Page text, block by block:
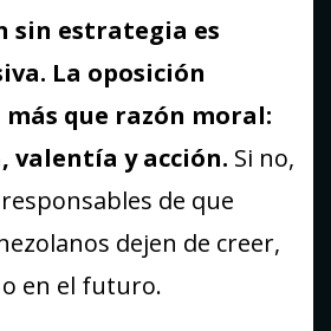
sin estrategia es
La oposición
que razón moral:
valentía y acción. Si no,
de que
dejen de creer,
en el futuro.